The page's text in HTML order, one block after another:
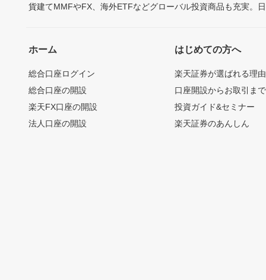
貨建てMMFやFX、海外ETFなどグローバル投資商品も充実。
ホーム
総合口座ログイン
総合口座の開設
楽天FX口座の開設
法人口座の開設
はじめての方へ
楽天証券が選ばれる理由
口座開設からお取引ま
投資ガイド&セミナー
楽天証券のあんしん